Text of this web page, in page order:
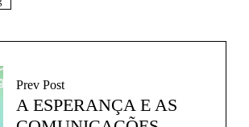
Prev Post
A ESPERANÇA E AS